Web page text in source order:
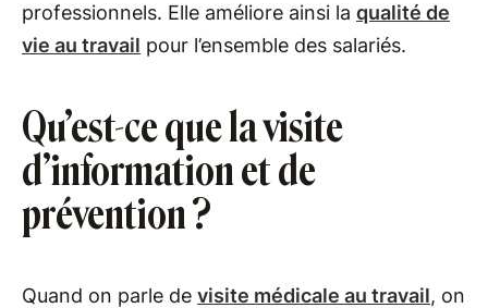
professionnels. Elle améliore ainsi la qualité de
vie au travail pour l’ensemble des salariés.
Qu’est-ce que la visite
d’information et de
prévention ?
Quand on parle de visite médicale au travail, on